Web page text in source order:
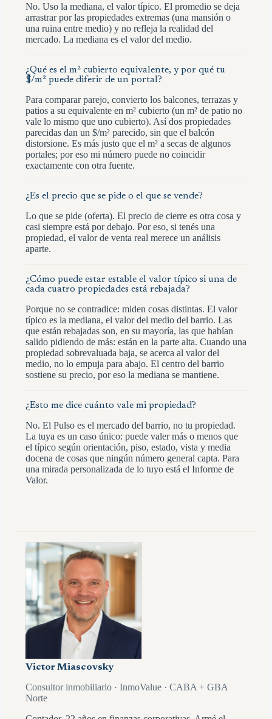
No. Uso la mediana, el valor típico. El promedio se deja
arrastrar por las propiedades extremas (una mansión o
una ruina entre medio) y no refleja la realidad del
mercado. La mediana es el valor del medio.
¿Qué es el m² cubierto equivalente, y por qué tu
$/m² puede diferir de un portal?
Para comparar parejo, convierto los balcones, terrazas y
patios a su equivalente en m² cubierto (un m² de patio no
vale lo mismo que uno cubierto). Así dos propiedades
parecidas dan un $/m² parecido, sin que el balcón
distorsione. Es más justo que el m² a secas de algunos
portales; por eso mi número puede no coincidir
exactamente con otra fuente.
¿Es el precio que se pide o el que se vende?
Lo que se pide (oferta). El precio de cierre es otra cosa y
casi siempre está por debajo. Por eso, si tenés una
propiedad, el valor de venta real merece un análisis
aparte.
¿Cómo puede estar estable el valor típico si una de
cada cuatro propiedades está rebajada?
Porque no se contradice: miden cosas distintas. El valor
típico es la mediana, el valor del medio del barrio. Las
que están rebajadas son, en su mayoría, las que habían
salido pidiendo de más: están en la parte alta. Cuando una
propiedad sobrevaluada baja, se acerca al valor del
medio, no lo empuja para abajo. El centro del barrio
sostiene su precio, por eso la mediana se mantiene.
¿Esto me dice cuánto vale mi propiedad?
No. El Pulso es el mercado del barrio, no tu propiedad.
La tuya es un caso único: puede valer más o menos que
el típico según orientación, piso, estado, vista y media
docena de cosas que ningún número general capta. Para
una mirada personalizada de lo tuyo está el Informe de
Valor.
Victor Miascovsky
Consultor inmobiliario · InmoValue · CABA + GBA
Norte